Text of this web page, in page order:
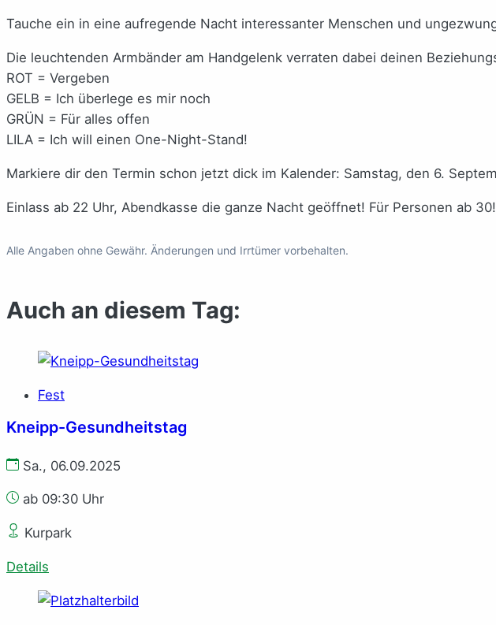
Tauche ein in eine aufregende Nacht interessanter Menschen und
Die leuchtenden Armbänder am Handgelenk verraten dabei deinen
ROT = Vergeben
GELB = Ich überlege es mir noch
GRÜN = Für alles offen
LILA = Ich will einen One-Night-Stand!
Markiere dir den Termin schon jetzt dick im Kalender: Samstag, den 6.
Einlass ab 22 Uhr, Abendkasse die ganze Nacht geöffnet! Für Personen ab
Alle Angaben ohne Gewähr. Änderungen und Irrtümer vorbehalten.
Auch an diesem Tag:
Fest
Kneipp-Gesundheitstag
Sa., 06.09.2025
ab 09:30 Uhr
Kurpark
Details